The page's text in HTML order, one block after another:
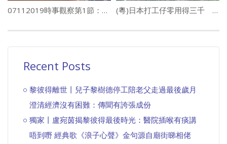
07112019時事觀察第1節：梁燕城 (粵)日本打工仔零用得三千 日圓六月升7.7%
Recent Posts
黎彼得離世丨兒子黎樹德停工陪老父走過最後歲月
澄清經濟沒有困難：傳聞有誇張成份
獨家丨盧宛茵揭黎彼得最後時光：醫院插喉有痰講
唔到嘢 經典歌《浪子心聲》金句源自廟街睇相佬